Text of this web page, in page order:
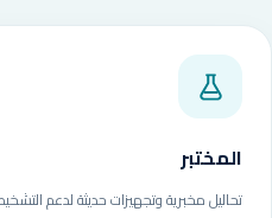
المختبر
تحاليل مخبرية وتجهيزات حديثة لدعم